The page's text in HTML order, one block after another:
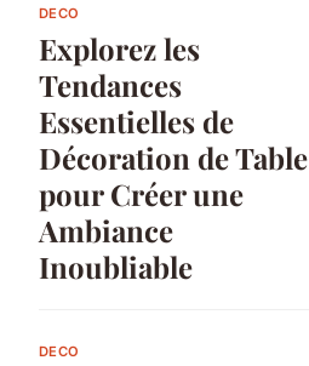
DECO
Explorez les
Tendances
Essentielles de
Décoration de Table
pour Créer une
Ambiance
Inoubliable
DECO